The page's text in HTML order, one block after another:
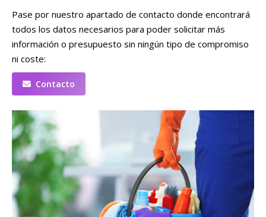
Pase por nuestro apartado de contacto donde encontrará
todos los datos necesarios para poder solicitar más
información o presupuesto sin ningún tipo de compromiso
ni coste:
Contacto